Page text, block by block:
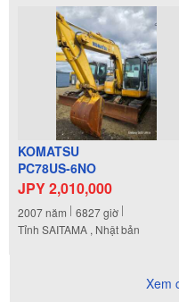
KOMATSU
PC78US-6NO
JPY 2,010,000
2007năm 6827giờ
Tỉnh SAITAMA , Nhật bản
Xem